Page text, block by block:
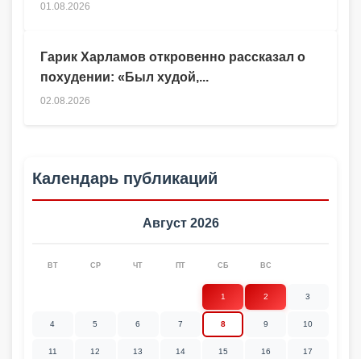
Гарик Харламов откровенно рассказал о
похудении: «Был худой,...
02.08.2026
01.08.2026
Календарь публикаций
Август 2026
ВТ СР ЧТ ПТ СБ ВС
1 2 3
4 5 6 7 8 9 10
11 12 13 14 15 16 17